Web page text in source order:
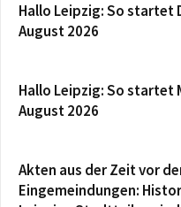
Hallo Leipzig: So startet
August 2026
Hallo Leipzig: So startet
August 2026
Akten aus der Zeit vor
Eingemeindungen: